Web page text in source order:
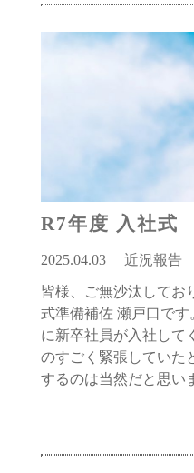
R7年度 入社式
2025.04.03 近況報告
皆様、ご無沙汰してお
式準備補佐 瀬戸口で
に新卒社員が入社して
のすごく緊張していた
するのは当然だと思